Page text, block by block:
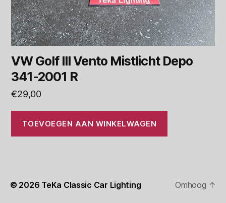
VW Golf III Vento Mistlicht Depo
341-2001 R
€29,00
TOEVOEGEN AAN WINKELWAGEN
© 2026 TeKa Classic Car Lighting Omhoog ↑